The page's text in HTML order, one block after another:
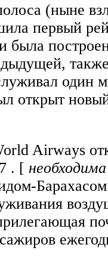
(ныне
первый
один
открыт
Airways
. [
Барахасом